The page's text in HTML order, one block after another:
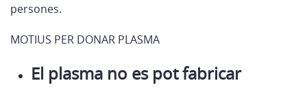
persones.
MOTIUS PER DONAR PLASMA
El plasma no es pot fabricar